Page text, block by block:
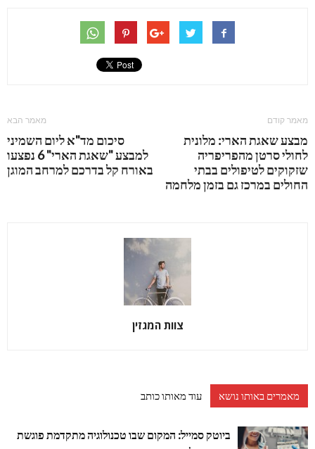
מאמר קודם
מבצע שאגת הארי: מלונית
לחולי סרטן מהפריפריה
שזקוקים לטיפולים בבתי
החולים במרכז גם בזמן מלחמה
מאמר הבא
סיכום מד"א ליום השמיני
למבצע "שאגת הארי" 6 נפצעו
באורח קל בדרכם למרחב המוגן
צוות המגזין
מאמרים באותו נושא עוד מאותו כותב
ביוטק סמייל: המקום שבו טכנולוגיה מתקדמת פוגשת